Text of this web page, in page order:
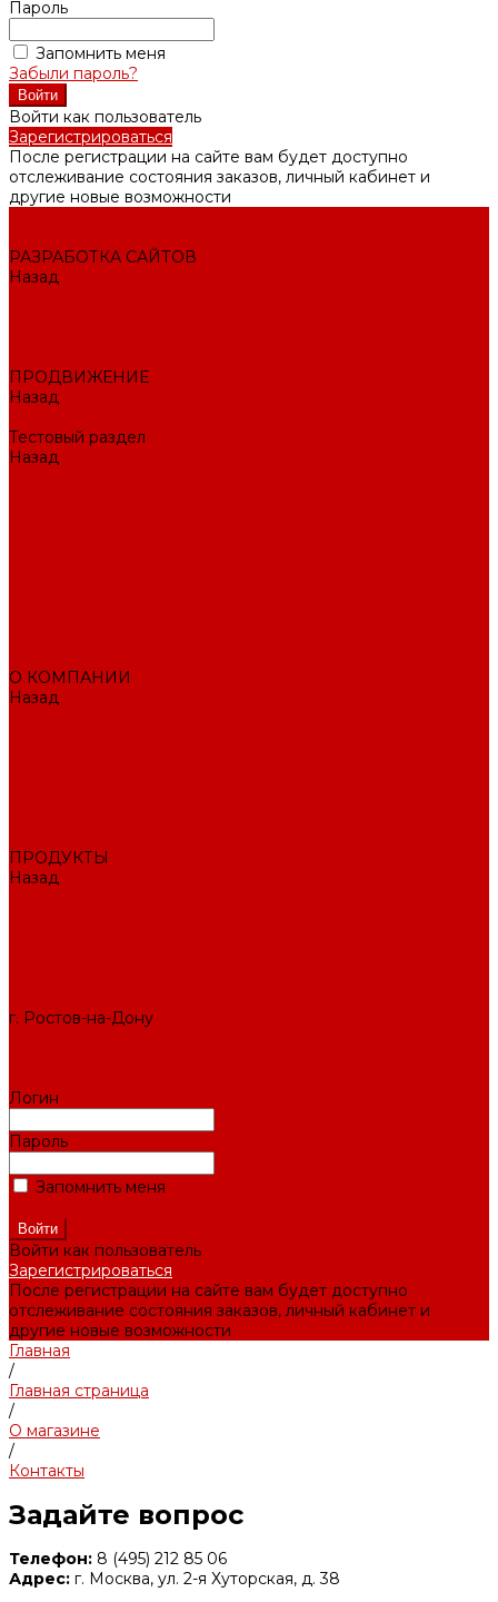
Пароль
Запомнить меня
Забыли пароль?
Войти как пользователь
Зарегистрироваться
После регистрации на сайте вам будет доступно
отслеживание состояния заказов, личный кабинет и
другие новые возможности
РАЗРАБОТКА САЙТОВ
Назад
ПРОДВИЖЕНИЕ
Назад
Тестовый раздел
Назад
О КОМПАНИИ
Назад
ПРОДУКТЫ
Назад
г. Ростов-на-Дону
Логин
Пароль
Запомнить меня
Войти как пользователь
Зарегистрироваться
После регистрации на сайте вам будет доступно
отслеживание состояния заказов, личный кабинет и
другие новые возможности
Главная
/
Главная страница
/
О магазине
/
Контакты
Задайте вопрос
Телефон: 8 (495) 212 85 06
Адрес: г. Москва, ул. 2-я Хуторская, д. 38